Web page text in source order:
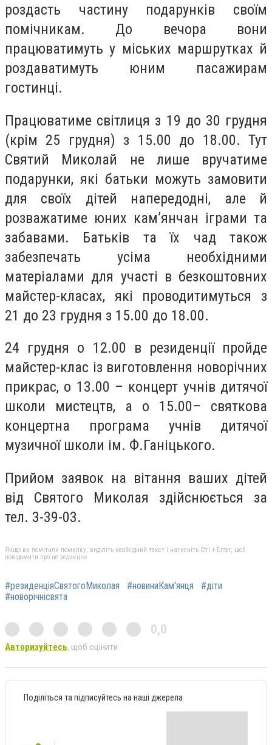
роздасть частину подарунків своїм
помічникам. До вечора вони
працюватимуть у міських маршрутках й
роздаватимуть юним пасажирам
гостинці.
Працюватиме світлиця з 19 до 30 грудня
(крім 25 грудня) з 15.00 до 18.00. Тут
Святий Миколай не лише вручатиме
подарунки, які батьки можуть замовити
для своїх дітей напередодні, але й
розважатиме юних кам’янчан іграми та
забавами. Батьків та їх чад також
забезпечать усіма необхідними
матеріалами для участі в безкоштовних
майстер-класах, які проводитимуться з
21 до 23 грудня з 15.00 до 18.00.
24 грудня о 12.00 в резиденції пройде
майстер-клас із виготовлення новорічних
прикрас, о 13.00 – концерт учнів дитячої
школи мистецтв, а о 15.00– святкова
концертна програма учнів дитячої
музичної школи ім. Ф.Ганіцького.
Прийом заявок на вітання ваших дітей
від Святого Миколая здійснюється за
тел. 3-39-03.
Якщо ви помітили помилку, виділіть необхідний текст і натисніть Ctrl + Enter, щоб
повідомити про це редакцію
#резиденціяСвятогоМиколая #новиниКам'янця
#діти
#новорічнісвята
0,0
Авторизуйтесь, щоб оцінити
Поділіться та підписуйтесь на наші джерела